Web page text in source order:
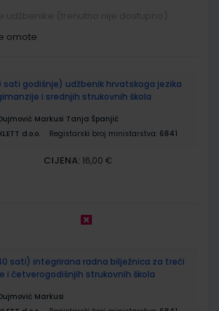
omote
sati godišnje) udžbenik hrvatskoga jezika
i srednjih strukovnih škola
Markusi Tanja Španjić
d.o.o. Registarski broj ministarstva: 6841
CIJENA: 16,00 €
sati) integrirana radna bilježnica za treći
i četverogodišnjih strukovnih škola
Markusi